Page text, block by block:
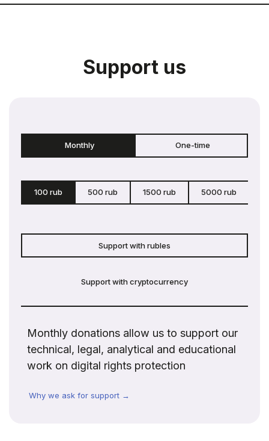
Support us
Monthly One-time
100 rub 500 rub 1500 rub 5000 rub
Support with rubles
Support with cryptocurrency
Monthly donations allow us to support our
technical, legal, analytical and educational
work on digital rights protection
Why we ask for support →